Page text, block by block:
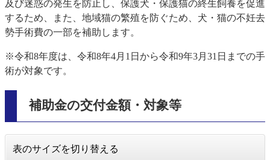
及び迷惑の発生を防止し、保護犬・保護猫の終生飼養を促進
するため、また、地域猫の繁殖を防ぐため、犬・猫の不妊去
勢手術費の一部を補助します。
※令和8年度は、令和8年4月1日から令和9年3月31日までの手
術が対象です。
補助金の交付金額・対象等
表のサイズを切り替える